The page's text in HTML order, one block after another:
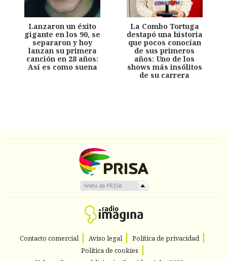
Lanzaron un éxito
gigante en los 90, se
separaron y hoy
lanzan su primera
canción en 28 años:
Así es como suena
La Combo Tortuga
destapó una historia
que pocos conocían
de sus primeros
años: Uno de los
shows más insólitos
de su carrera
Contacto comercial Aviso legal
Política de privacidad
Política de cookies